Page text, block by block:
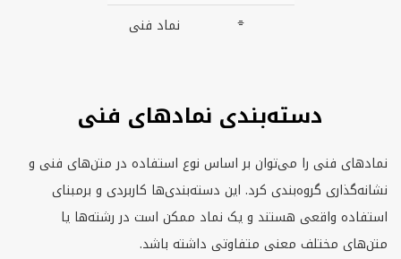
⌯ نماد فنی
دسته‌بندی نمادهای فنی
نمادهای فنی را می‌توان بر اساس نوع استفاده در متن‌های فنی و
نشانه‌گذاری گروه‌بندی کرد. این دسته‌بندی‌ها کاربردی و برمبنای
استفاده واقعی هستند و یک نماد ممکن است در رشته‌ها یا
متن‌های مختلف معنی متفاوتی داشته باشد.